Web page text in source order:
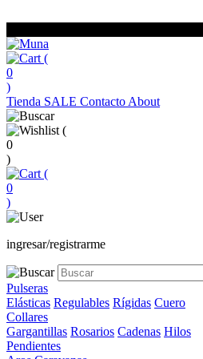
(
0
)
Tienda SALE Contacto About
(
0
)
(
0
)
ingresar/registrarme
Pulseras
Elásticas Regulables Rígidas Cuero
Collares
Gargantillas Rosarios Cadenas Hilos
Pendientes